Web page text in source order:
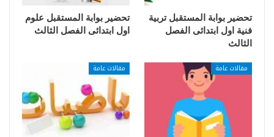
تحضير بوابة المستقبل تربية
فنية اول ابتدائى الفصل
الثالث
تحضير بوابة المستقبل علوم
اول ابتدائى الفصل الثالث
مقالات عامة مقالات عامة